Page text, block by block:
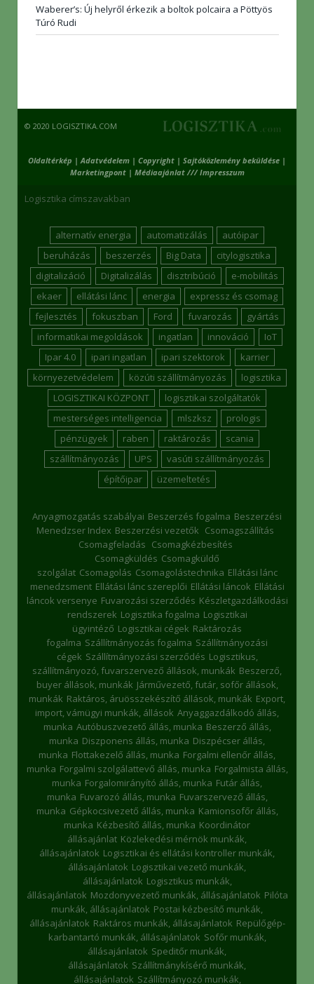
Waberer’s: Új helyről érkezik a boltok polcaira a Pöttyös
Túró Rudi
© 2020 LOGISZTIKA.COM
Oldaltérkép |Adatvédelem | Copyright | Sajtóközlemény beküldése |
Marketingpont| Médiaajánlat /// Impresszum
Logisztika címszavakban
alternatív energia automatizálás
autóipar
beruházás
beszerzés Big Data
citylogisztika
digitalizáció
Digitalizálás disztribúció
e-mobilitás
ekaer
ellátási lánc energia
expressz és csomag
fejlesztés
fokuszban Ford fuvarozás
gyártás
informatikai megoldások
ingatlan innováció
IoT
Ipar 4.0
ipari ingatlan ipari szektorok
karrier
környezetvédelem
közúti szállítmányozás
logisztika
LOGISZTIKAI KÖZPONT
logisztikai szolgáltatók
mesterséges intelligencia
mlszksz
prologis
pénzügyek
raben raktározás
scania
szállítmányozás
UPS
vasúti szállítmányozás
építőipar
üzemeltetés
Anyagmozgatás szabályai Beszerzés fogalma Beszerzési
Menedzser Index Beszerzési vezetők Csomagszállítás
Csomagfeladás Csomagkézbesítés
Csomagküldés Csomagküldő
szolgálat Csomagolás Csomagolástechnika Ellátási lánc
menedzsment Ellátási lánc szereplői Ellátási láncok Ellátási
láncok versenye Fuvarozási szerződés Készletgazdálkodási
rendszerek Logisztika fogalma Logisztikai
ügyintéző Logisztikai cégek Raktározás
fogalma Szállítmányozás fogalma Szállítmányozási
cégek Szállítmányozási szerződés Logisztikus,
szállítmányozó, fuvarszervező állások, munkák Beszerző,
buyer állások, munkák Járművezető, futár, sofőr állások,
munkák Raktáros, áruösszekészítő állások, munkák Export,
import, vámügyi munkák, állások Anyaggazdálkodó állás,
munka Autóbuszvezető állás, munka Beszerző állás,
munka Diszponens állás, munka Diszpécser állás,
munka Flottakezelő állás, munka Forgalmi ellenőr állás,
munka Forgalmi szolgálattevő állás, munka Forgalmista állás,
munka Forgalomirányító állás, munka Futár állás,
munka Fuvarozó állás, munka Fuvarszervező állás,
munka Gépkocsivezető állás, munka Kamionsofőr állás,
munka Kézbesítő állás, munka Koordinátor
állásajánlat Közlekedési mérnök munkák,
állásajánlatok Logisztikai és ellátási kontroller munkák,
állásajánlatok Logisztikai vezető munkák,
állásajánlatok Logisztikus munkák,
állásajánlatok Mozdonyvezető munkák, állásajánlatok Pilóta
munkák, állásajánlatok Postai kézbesítő munkák,
állásajánlatok Raktáros munkák, állásajánlatok Repülőgép-
karbantartó munkák, állásajánlatok Sofőr munkák,
állásajánlatok Speditőr munkák,
állásajánlatok Szállítmánykísérő munkák,
állásajánlatok Szállítmányozó munkák,